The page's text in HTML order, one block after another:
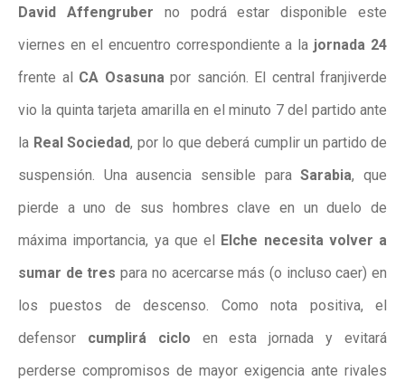
David Affengruber no podrá estar disponible este
viernes en el encuentro correspondiente a la jornada 24
frente al CA Osasunapor sanción. El central franjiverde
vio la quinta tarjeta amarilla en el minuto 7 del partido ante
la Real Sociedad, por lo que deberá cumplir un partido de
suspensión. Una ausencia sensible paraSarabia, que
pierde a uno de sus hombres clave en un duelo de
máxima importancia, ya que el Elche necesita volver a
sumar de tres para no acercarse más (o incluso caer) en
los puestos de descenso. Como nota positiva, el
defensor cumplirá ciclo en esta jornada y evitará
perderse compromisos de mayor exigencia ante rivales